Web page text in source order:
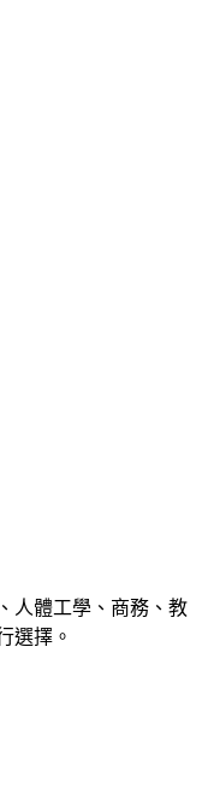
人體工學、商務、教
選擇。